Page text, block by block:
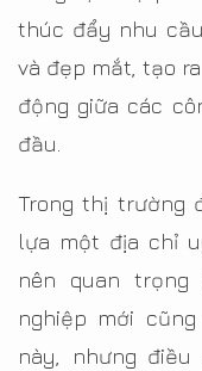
thúc đẩy nhu
và đẹp mắt, tạo
động giữa các
đầu.
Trong thị trường
lựa một địa chỉ
nên quan trọng
nghiệp mới
này, nhưng